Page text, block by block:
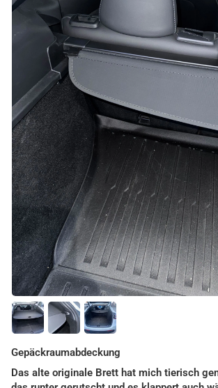
Gepäckraumabdeckung
Das alte originale Brett hat mich tierisch